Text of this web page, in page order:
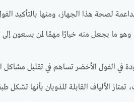
لصحة هذا الجهاز، ومنها بالتأكيد
وهو ما يجعل منه خيارًا مهمًا لمن يسعون
في الفول الأخضر تساهم في تقليل
تمتاز الألياف القابلة للذوبان بأنها